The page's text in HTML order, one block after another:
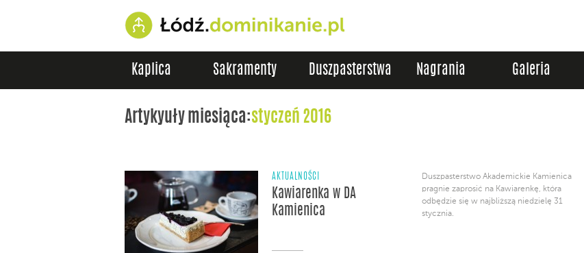
Kaplica Sakramenty Duszpasterstwa Nagrania Galeria
Artykyuły miesiąca:styczeń 2016
AKTUALNOŚCI
Kawiarenka w DA
Kamienica
Duszpasterstwo Akademickie Kamienica
pragnie zaprosić na Kawiarenkę, która
odbędzie się w najbliższą niedzielę 31
stycznia.